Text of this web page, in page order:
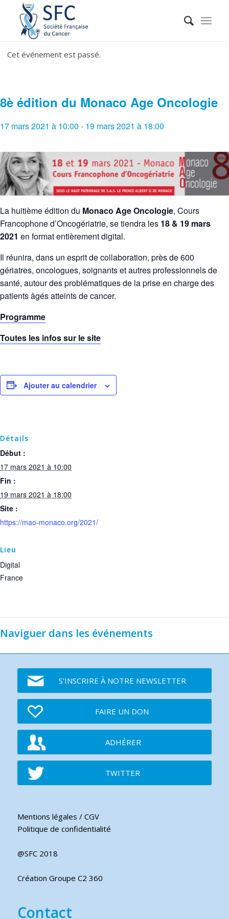
Cet événement est passé.
8è édition du Monaco Age Oncologie
17 mars 2021 à 10:00 - 19 mars 2021 à 18:00
La huitième édition du Monaco Age Oncologie, Cours
Francophone d’Oncogériatrie, se tiendra les 18 & 19 mars
2021 en format entièrement digital.
Il réunira, dans un esprit de collaboration, près de 600
gériatres, oncologues, soignants et autres professionnels de
santé, autour des problématiques de la prise en charge des
patients âgés atteints de cancer.
Programme
Toutes les infos sur le site
Ajouter au calendrier
Détails
Début :
17 mars 2021 à 10:00
Fin :
19 mars 2021 à 18:00
Site :
https://mao-monaco.org/2021/
Lieu
Digital
France
Naviguer dans les événements
S'INSCRIRE À NOTRE NEWSLETTER
FAIRE UN DON
ADHÉRER
TWITTER
Mentions légales / CGV
Politique de confidentialité
@SFC 2018
Création Groupe C2 360
Contact